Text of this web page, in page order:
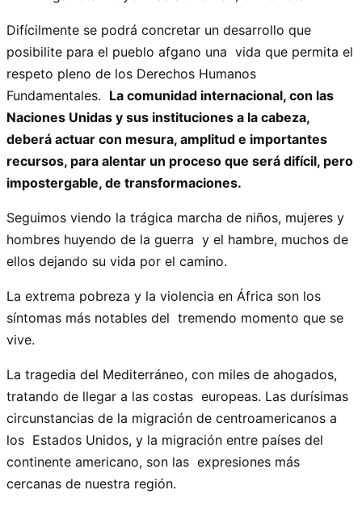
Difícilmente se podrá concretar un desarrollo que
posibilite para el pueblo afgano una vida que permita el
respeto pleno de los Derechos Humanos
Fundamentales. La comunidad internacional, con las
Naciones Unidas y sus instituciones a la cabeza,
deberá actuar con mesura, amplitud e importantes
recursos, para alentar un proceso que será difícil, pero
impostergable, de transformaciones.
Seguimos viendo la trágica marcha de niños, mujeres y
hombres huyendo de la guerra y el hambre, muchos de
ellos dejando su vida por el camino.
La extrema pobreza y la violencia en África son los
síntomas más notables del tremendo momento que se
vive.
La tragedia del Mediterráneo, con miles de ahogados,
tratando de llegar a las costas europeas. Las durísimas
circunstancias de la migración de centroamericanos a
los Estados Unidos, y la migración entre países del
continente americano, son las expresiones más
cercanas de nuestra región.